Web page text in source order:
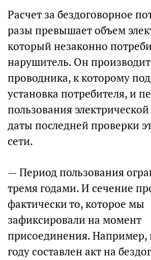
Расчет за бездоговорное
разы превышает объем
который незаконно
нарушитель. Он
проводника, к которому
установка потребителя, и
пользования
даты последней проверки
сети.
— Период пользования
тремя годами. И сечение
фактически то, которое мы
зафиксировали на момент
присоединения.
году составлен акт на